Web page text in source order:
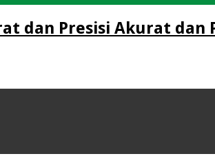
dan Presisi Akurat dan